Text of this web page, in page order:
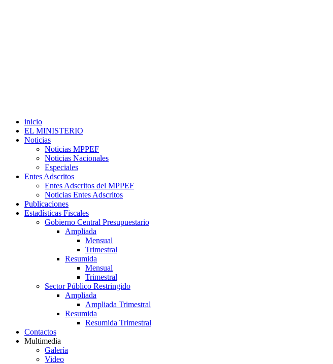
inicio
EL MINISTERIO
Noticias
Noticias MPPEF
Noticias Nacionales
Especiales
Entes Adscritos
Entes Adscritos del MPPEF
Noticias Entes Adscritos
Publicaciones
Estadísticas Fiscales
Gobierno Central Presupuestario
Ampliada
Mensual
Trimestral
Resumida
Mensual
Trimestral
Sector Público Restringido
Ampliada
Ampliada Trimestral
Resumida
Resumida Trimestral
Contactos
Multimedia
Galería
Video